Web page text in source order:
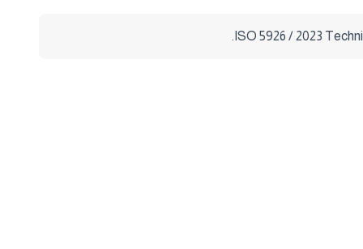
ISO 5926 / 2023